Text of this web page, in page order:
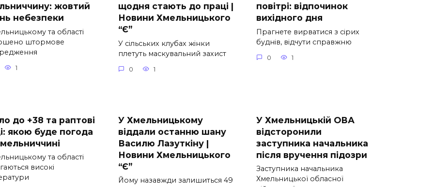
жовтий
небезпеки
та області
штормове
1
щодня стають до праці |
Новини Хмельницького
“Є”
У сільських клубах жінки
плетуть маскувальний захист
0 1
повітрі: відпочинок
вихідного дня
Прагнете вирватися з сірих
буднів, відчути справжню
0 1
до +38 та раптові
якою буде погода
та області
високі
У Хмельницькому
віддали останню шану
Василю Лазуткіну |
Новини Хмельницького
“Є”
Йому назавжди залишиться 49
У Хмельницькій ОВА
відсторонили
заступника начальника
після вручення підозри
Заступника начальника
Хмельницької обласної